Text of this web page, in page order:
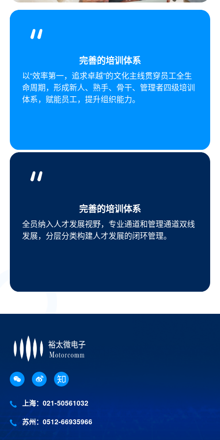
完善的培训体系
以“效率第一，追求卓越”的文化主线贯穿员工全生
命周期，形成新人、熟手、骨干、管理者四级培训
体系，赋能员工，提升组织能力。
完善的培训体系
全员纳入人才发展视野，专业通道和管理通道双线
发展，分层分类构建人才发展的闭环管理。
上海：021-50561032
苏州：0512-66935966